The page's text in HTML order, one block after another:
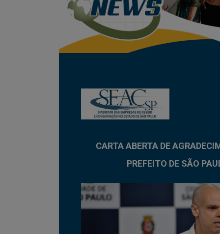
CARTA ABERTA DE
PREFEITO DE SÃO